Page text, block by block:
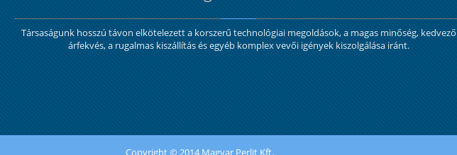
Társaságunk hosszú távon elkötelezett a korszerű technológiai megoldások, a magas minőség, kedvező
árfekvés, a rugalmas kiszállítás és egyéb komplex vevői igények kiszolgálása iránt.
Copyright © 2014 Magyar Perlit Kft.